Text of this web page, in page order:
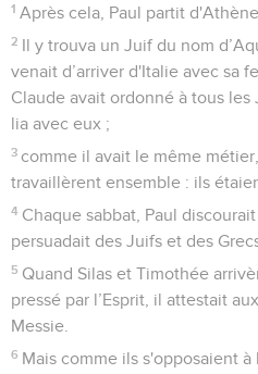
1 Après cela, Paul partit
2 Il y trouva un Juif du nom
venait d’arriver d'Italie avec sa
Claude avait ordonné à tous
lia avec eux ;
3 comme il avait le même
travaillèrent ensemble : ils
4 Chaque sabbat, Paul
persuadait des Juifs et des
5 Quand Silas et Timothée
pressé par l’Esprit, il attestait
Messie.
6 Mais comme ils s'opposaient à